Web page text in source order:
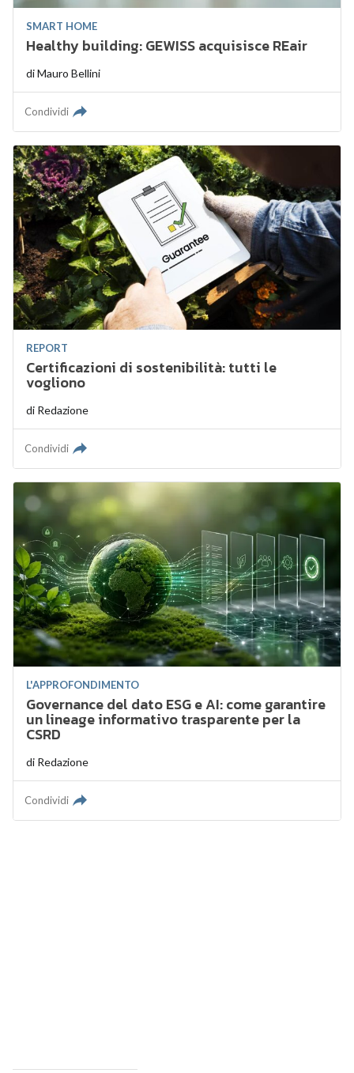
SMART HOME
Healthy building: GEWISS acquisisce REair
diMauro Bellini
Condividi
REPORT
Certificazioni di sostenibilità: tutti le
vogliono
di Redazione
Condividi
L'APPROFONDIMENTO
Governance del dato ESG e AI: come garantire
un lineage informativo trasparente per la
CSRD
di Redazione
Condividi